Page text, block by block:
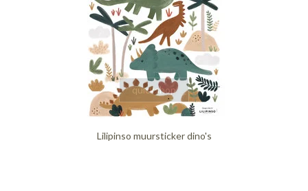
quickshop
Lilipinso muursticker dino's